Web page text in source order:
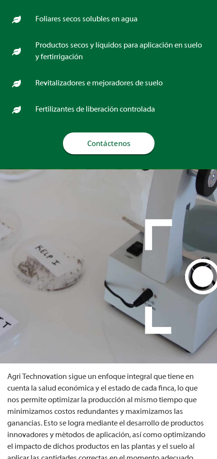
Foliares secos solubles en agua
Productos secos y líquidos para aplicación en suelo
y fertirrigación
Revitalizadores e mejoradores de suelo
Fertilizantes de liberación controlada
Contáctenos
Agri Technovation sigue un enfoque integral que tiene en
cuenta la salud económica y el estado de cada finca, lo que
nos permite optimizar la producción al mismo tiempo que
minimizamos costos redundantes y maximizamos las
ganancias. Esto se logra mediante el desarrollo de productos
innovadores y métodos de aplicación, así como optimizando
el impacto de dichos productos en las plantas y el suelo al